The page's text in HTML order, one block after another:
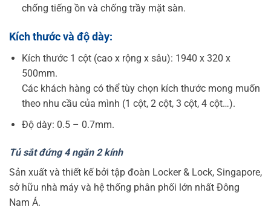
chống tiếng ồn và chống trầy mặt sàn.
Kích thước và độ dày:
Kích thước 1 cột (cao x rộng x sâu): 1940 x 320 x
500mm.
Các khách hàng có thể tùy chọn kích thước mong muốn
theo nhu cầu của mình (1 cột, 2 cột, 3 cột, 4 cột…).
Độ dày: 0.5 – 0.7mm.
Tủ sắt đứng 4 ngăn 2 kính
Sản xuất và thiết kế bởi tập đoàn Locker & Lock, Singapore,
sở hữu nhà máy và hệ thống phân phối lớn nhất Đông
Nam Á.